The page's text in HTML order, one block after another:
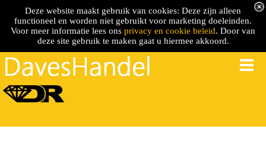
Deze website maakt gebruik van cookies: Deze zijn alleen
functioneel en worden niet gebruikt voor marketing doeleinden.
Voor meer informatie lees ons privacy en cookie beleid. Door van
deze site gebruik te maken gaat u hiermee akkoord.